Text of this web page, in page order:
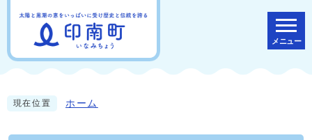
メニュー
現在位置 ホーム